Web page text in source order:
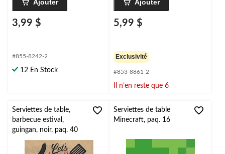
Ajouter
3,99 $
#855-8242-2
12 En Stock
Ajouter
5,99 $
Exclusivité
#853-8861-2
Il n’en reste que 6
Serviettes de table,
barbecue estival,
guingan, noir, paq. 40
Serviettes de table
Minecraft, paq. 16